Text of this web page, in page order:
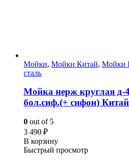
Мойки, Мойки Китай, Мойки
сталь
Мойка нерж круглая
бол.сиф.(+ сифон) Китай
0 out of 5
3 490 ₽
В корзину
Быстрый просмотр